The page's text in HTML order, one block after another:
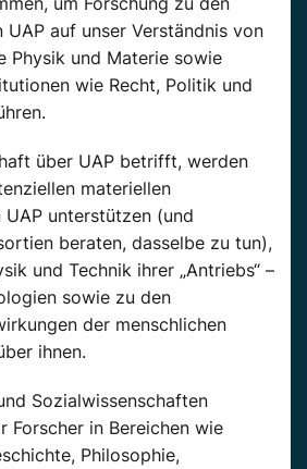
UAP auf unser Verständnis von
Physik und Materie sowie
wie Recht, Politik und
über UAP betrifft, werden
materiellen
unterstützen (und
beraten, dasselbe zu tun),
und Technik ihrer „Antriebs“ –
sowie zu den
der menschlichen
ihnen.
Sozialwissenschaften
Forscher in Bereichen wie
Philosophie,